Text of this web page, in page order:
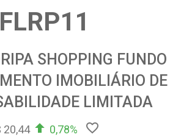
FLRP11
SHOPPING FUNDO
IMOBILIÁRIO DE
LIMITADA
20,44 0,78%